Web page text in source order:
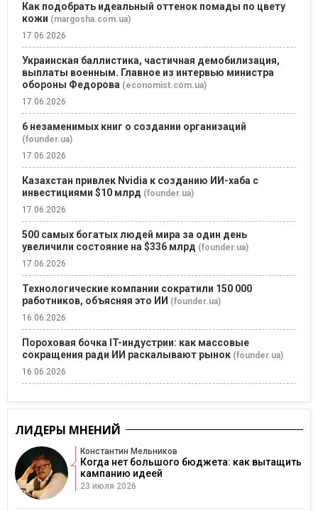
Как подобрать идеальный оттенок помады по цвету
кожи (margosha.com.ua)
17.06.2026
Украинская баллистика, частичная демобилизация,
выплаты военным. Главное из интервью министра
обороны Федорова (economist.com.ua)
17.06.2026
6 незаменимых книг о создании организаций
(founder.ua)
17.06.2026
Казахстан привлек Nvidia к созданию ИИ-хаба с
инвестициями $10 млрд (founder.ua)
17.06.2026
500 самых богатых людей мира за один день
увеличили состояние на $336 млрд (founder.ua)
17.06.2026
Технологические компании сократили 150 000
работников, объясняя это ИИ (founder.ua)
16.06.2026
Пороховая бочка IT-индустрии: как массовые
сокращения ради ИИ раскалывают рынок (founder.ua)
16.06.2026
ЛИДЕРЫ МНЕНИЙ
Константин Мельников
Когда нет большого бюджета: как вытащить
кампанию идеей
23 июля 2026